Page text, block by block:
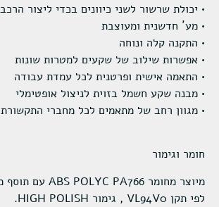
• יכולת שרשור לשני כיוונים בכדי ליצור
• מע´ חדשנית ומעוצבת
• התקנה קלה ונוחה
• אפשרות שילוב של שקעים למטרות שונות
• התאמה אישית ופרטנית לכל עמדת עבודה
• מבנה שקע חשמל בזוית לניצול אופטימלי
• מגוון רחב של מתאמים לכל מחברי התקשורת
חומר וגימור
מיוצר מחומר ABS POLYC PA766 עם תוסף מעכב בעירה
לפי תקן VL94V0 , גימור HIGH POLISH.